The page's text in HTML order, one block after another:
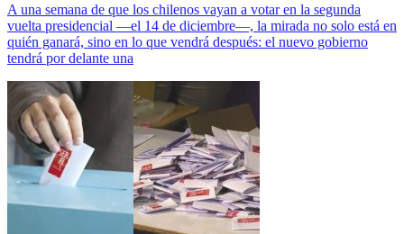
A una semana de que los chilenos vayan a votar en la segunda
vuelta presidencial —el 14 de diciembre—, la mirada no solo está en
quién ganará, sino en lo que vendrá después: el nuevo gobierno
tendrá por delante una